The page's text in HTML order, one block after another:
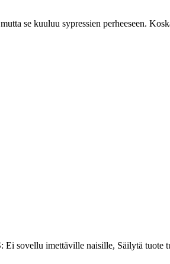
se kuuluu sypressien perheeseen.
sovellu imettäville naisille, Säilytä tuote